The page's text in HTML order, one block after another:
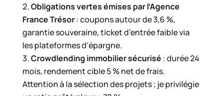
Obligations vertes émises par l’Agence
France Trésor: coupons autour de 3,6 %,
garantie souveraine, ticket d’entrée faible via
les plateformes d’épargne.
Crowdlending immobilier sécurisé : durée 24
mois, rendement cible 5 % net de frais.
Attention à la sélection des projets ; je privilégie